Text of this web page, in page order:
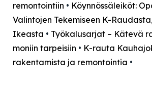
remontointiin • Köynnössäleiköt:
Valintojen Tekemiseen K-
Ikeasta • Työkalusarjat – Kätevä
moniin tarpeisiin • K-rauta
rakentamista ja remontointia •